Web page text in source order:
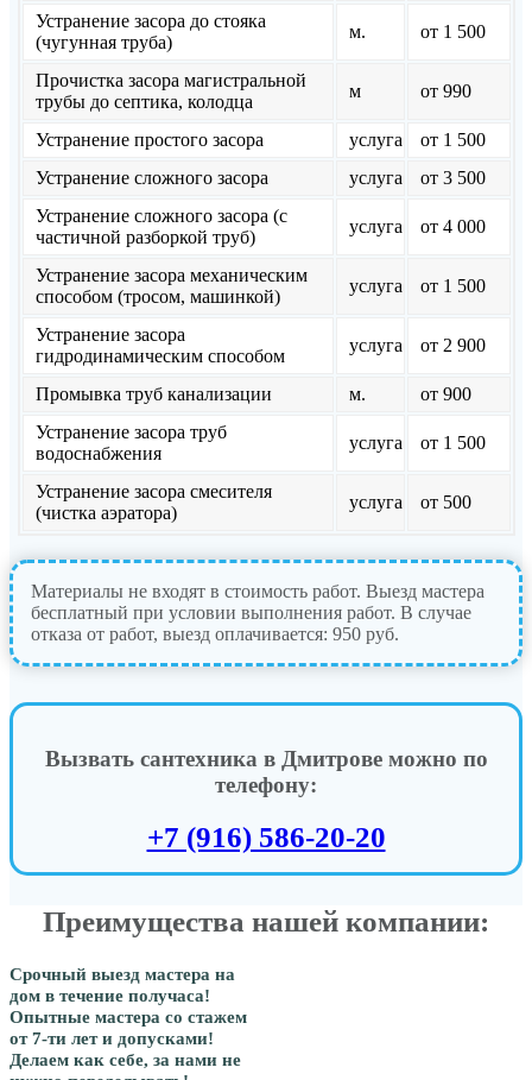
Устранение засора до стояка
(чугунная труба)
м. от 1 500
Прочистка засора магистральной
трубы до септика, колодца
м от 990
Устранение простого засора услуга
от 1 500
Устранение сложного засора
услуга
от 3 500
Устранение сложного засора (с
частичной разборкой труб)
услуга от 4 000
Устранение засора механическим
способом (тросом, машинкой)
услуга от 1 500
Устранение засора
гидродинамическим способом
услуга от 2 900
Промывка труб канализации м.
от 900
Устранение засора труб
водоснабжения
услуга от 1 500
Устранение засора смесителя
(чистка аэратора)
услуга от 500
Материалы не входят в стоимость работ. Выезд мастера
бесплатный при условии выполнения работ. В случае
отказа от работ, выезд оплачивается: 950 руб.
Вызвать сантехника в Дмитрове можно по
телефону:
+7 (916) 586-20-20
Преимущества нашей компании:
Срочный выезд мастера на
дом в течение получаса!
Опытные мастера со стажем
от 7-ти лет и допусками!
Делаем как себе, за нами не